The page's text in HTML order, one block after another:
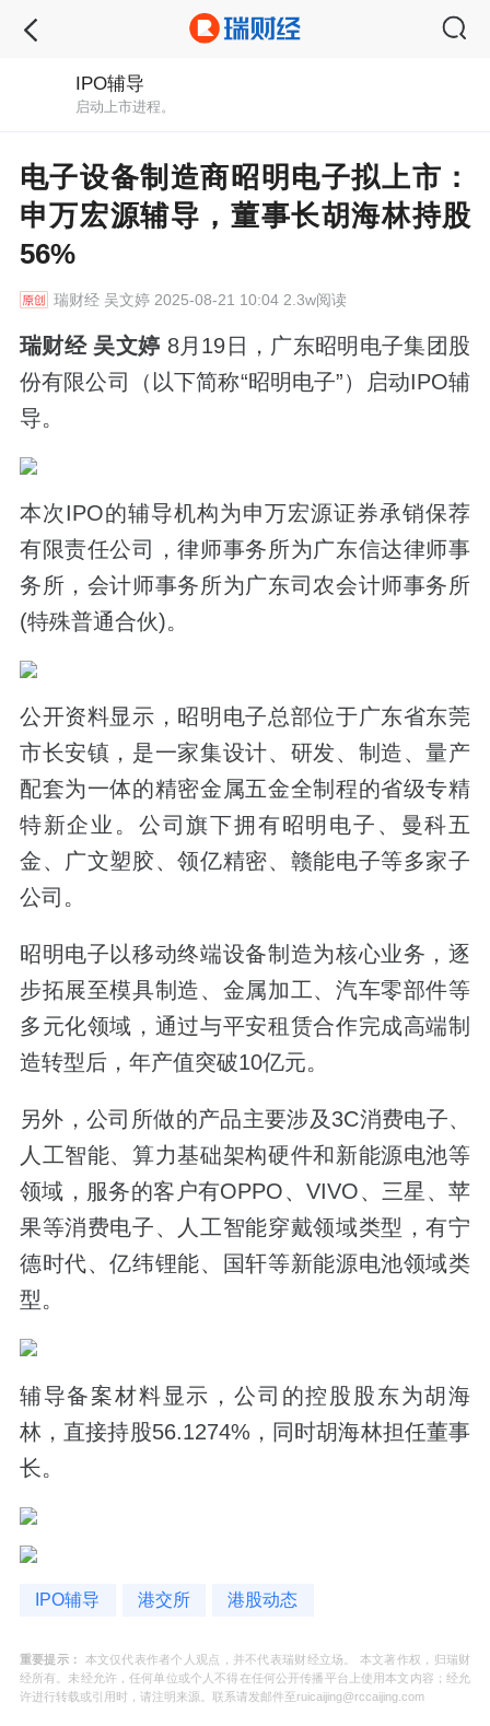
IPO辅导
启动上市进程。
电子设备制造商昭明电子拟上市：
申万宏源辅导，董事长胡海林持股
56%
瑞财经吴文婷 2025-08-21 10:04 2.3w阅读
瑞财经 吴文婷 8月19日，广东昭明电子集团股
份有限公司（以下简称“昭明电子”）启动IPO辅
导。
本次IPO的辅导机构为申万宏源证券承销保荐
有限责任公司，律师事务所为广东信达律师事
务所，会计师事务所为广东司农会计师事务所
(特殊普通合伙)。
公开资料显示，昭明电子总部位于广东省东莞
市长安镇，是一家集设计、研发、制造、量产
配套为一体的精密金属五金全制程的省级专精
特新企业。公司旗下拥有昭明电子、曼科五
金、广文塑胶、领亿精密、赣能电子等多家子
公司。
昭明电子以移动终端设备制造为核心业务，逐
步拓展至模具制造、金属加工、汽车零部件等
多元化领域，通过与平安租赁合作完成高端制
造转型后，年产值突破10亿元。
另外，公司所做的产品主要涉及3C消费电子、
人工智能、算力基础架构硬件和新能源电池等
领域，服务的客户有OPPO、VIVO、三星、苹
果等消费电子、人工智能穿戴领域类型，有宁
德时代、亿纬锂能、国轩等新能源电池领域类
型。
辅导备案材料显示，公司的控股股东为胡海
林，直接持股56.1274%，同时胡海林担任董事
长。
IPO辅导 港交所 港股动态
重要提示：
本文仅代表作者个人观点，并不代表瑞财经立场。 本文著作权，归瑞财
经所有。未经允许，任何单位或个人不得在任何公开传播平台上使用本文内容；经允
许进行转载或引用时，请注明来源。联系请发邮件至ruicaijing@rccaijing.com